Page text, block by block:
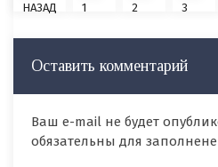
НАЗАД 1 2 3
Оставить комментарий
Ваш e-mail не будет
обязательны для